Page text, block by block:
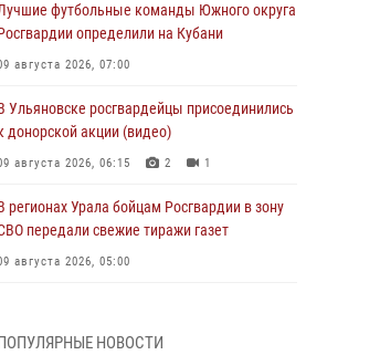
футбольные команды Южного округа
определили на Кубани
августа 2026, 07:00
Ульяновске росгвардейцы присоединились
донорской акции (видео)
августа 2026, 06:15 2 1
регионах Урала бойцам Росгвардии в зону
передали свежие тиражи газет
августа 2026, 05:00
НОВОСТИ